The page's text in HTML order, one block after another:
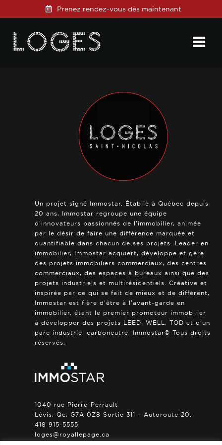
Prenez rendez-vous dès maintenant
Un projet signé Immostar. Établie à Québec depuis
20 ans, Immostar regroupe une équipe
d’innovateurs passionnés de l’immobilier, animée
par le désir de faire une différence marquée et
quantifiable dans chacun de ses projets. Leader en
immobilier, Immostar acquiert, développe et gère
des projets immobiliers commerciaux, des centres
commerciaux, des espaces à bureaux ainsi que des
projets industriels et multirésidentiels. Créative et
inspirée par ce qui se fait de mieux et de différent,
Immostar est fière d’être à l’avant-garde en
immobilier, étant le premier promoteur immobilier
à développer des projets LEED, WELL, TOD et d’un
parc industriel carboneutre. Immostar© Tous droits
réservés.
1040 rue Pierre-Perrault
Lévis, Qc, G7A 0Z8 Sortie 311 – Autoroute 20.
418 915-5555
loges@royallepage.ca